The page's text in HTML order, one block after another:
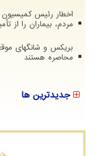
اخطار رئیس
مردم، بیماران را از
بریکس و شانگهای
محاصره هستند
جدیدترین ها